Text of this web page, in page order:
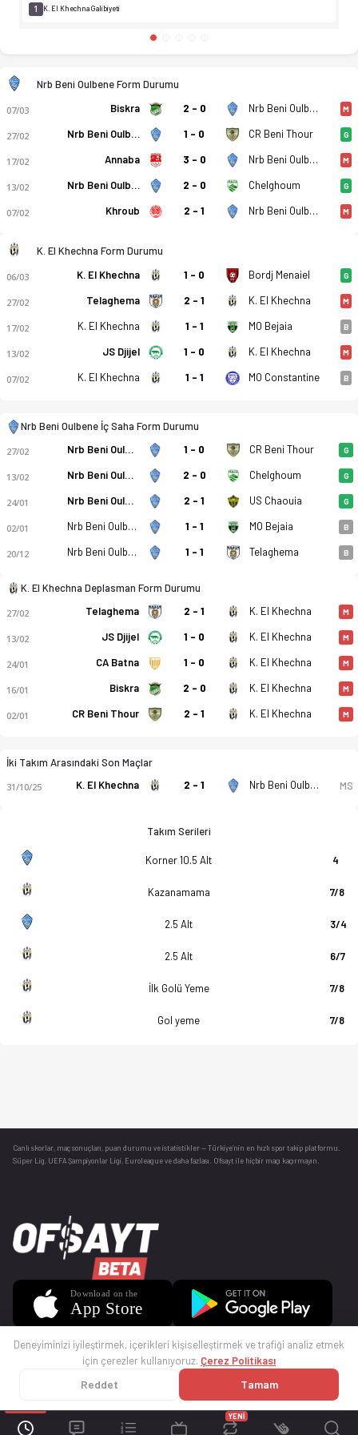
YENİ
Nrb Beni Oulbene - IB Khemis El Khechna 2-0 bitti. Gol
1 K. El Khechna Galibiyeti
Nrb Beni Oulbene Form Durumu
07/03 Biskra 2 - 0 Nrb Beni Oulbene M
27/02 Nrb Beni Oulbene 1 - 0 CR Beni Thour G
17/02 Annaba 3 - 0 Nrb Beni Oulbene M
13/02 Nrb Beni Oulbene 2 - 0 Chelghoum G
07/02 Khroub 2 - 1 Nrb Beni Oulbene M
K. El Khechna Form Durumu
06/03 K. El Khechna 1 - 0 Bordj Menaiel G
27/02 Telaghema 2 - 1 K. El Khechna M
17/02 K. El Khechna 1 - 1 MO Bejaia B
13/02 JS Djijel 1 - 0 K. El Khechna M
07/02 K. El Khechna 1 - 1 MO Constantine B
Nrb Beni Oulbene İç Saha Form Durumu
27/02 Nrb Beni Oulbene 1 - 0 CR Beni Thour G
13/02 Nrb Beni Oulbene 2 - 0 Chelghoum G
24/01 Nrb Beni Oulbene 2 - 1 US Chaouia G
02/01 Nrb Beni Oulbene 1 - 1 MO Bejaia B
20/12 Nrb Beni Oulbene 1 - 1 Telaghema B
K. El Khechna Deplasman Form Durumu
27/02 Telaghema 2 - 1 K. El Khechna M
13/02 JS Djijel 1 - 0 K. El Khechna M
24/01 CA Batna 1 - 0 K. El Khechna M
16/01 Biskra 2 - 0 K. El Khechna M
02/01 CR Beni Thour 2 - 1 K. El Khechna M
İki Takım Arasındaki Son Maçlar
31/10/25 K. El Khechna 2 - 1 Nrb Beni Oulbene MS
Takım Serileri
Korner 10.5 Alt 4
Kazanamama 7/8
2.5 Alt 3/4
2.5 Alt 6/7
İlk Golü Yeme 7/8
Gol yeme 7/8
Canlı skorlar , maç sonuçları, puan durumu ve istatistikler — Türkiye’nin en hızlı spor takip platformu.
Süper Lig, UEFA Şampiyonlar Ligi, Euroleague ve daha fazlası. Ofsayt ile hiçbir maçı kaçırmayın.
© 2025 Ofsayt
Deneyiminizi iyileştirmek, içerikleri kişiselleştirmek ve trafiği analiz etmek
için çerezler kullanıyoruz. Çerez Politikası
Reddet Tamam